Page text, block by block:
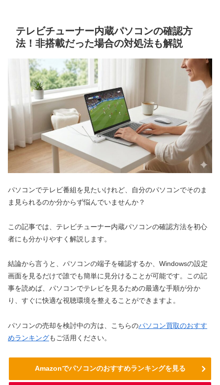
テレビチューナー内蔵パソコンの確認方
法！非搭載だった場合の対処法も解説
パソコンでテレビ番組を見たいけれど、自分のパソコンでそのま
ま見られるのか分からず悩んでいませんか？
この記事では、テレビチューナー内蔵パソコンの確認方法を初心
者にも分かりやすく解説します。
結論から言うと、パソコンの端子を確認するか、Windowsの設定
画面を見るだけで誰でも簡単に見分けることが可能です。この記
事を読めば、パソコンでテレビを見るための最適な手順が分か
り、すぐに快適な視聴環境を整えることができますよ。
パソコンの売却を検討中の方は、こちらのパソコン買取のおすす
めランキングもご活用ください。
Amazonでパソコンのおすすめランキングを見る